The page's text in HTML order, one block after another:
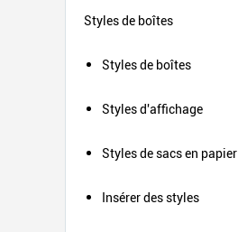
Styles de boîtes
Styles de boîtes
Styles d'affichage
Styles de sacs en papier
Insérer des styles